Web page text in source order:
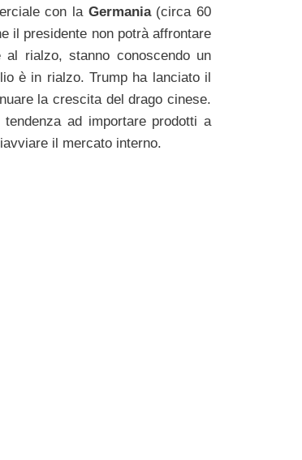
con la Germania(circa 60
il presidente non potrà affrontare
rialzo, stanno conoscendo un
è in rialzo. Trump ha lanciato il
la crescita del drago cinese.
ad importare prodotti a
il mercato interno.